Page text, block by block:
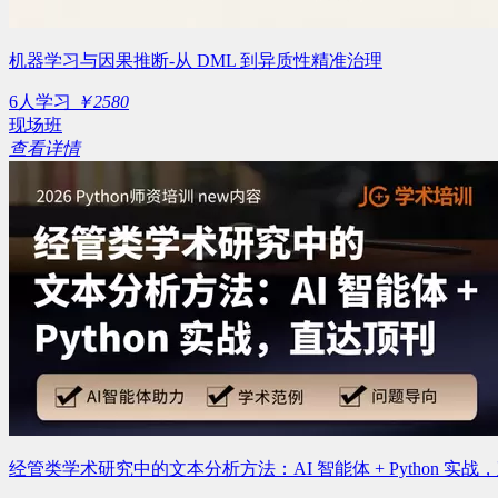
机器学习与因果推断-从 DML 到异质性精准治理
6人学习
￥2580
现场班
查看详情
经管类学术研究中的文本分析方法：AI 智能体 + Python 实战